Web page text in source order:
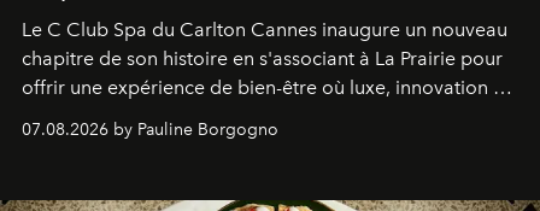
Le C Club Spa du Carlton Cannes inaugure un nouveau
chapitre de son histoire en s'associant à La Prairie pour
offrir une expérience de bien-être où luxe, innovation et
expertise se rencontrent.
07.08.2026 by Pauline Borgogno